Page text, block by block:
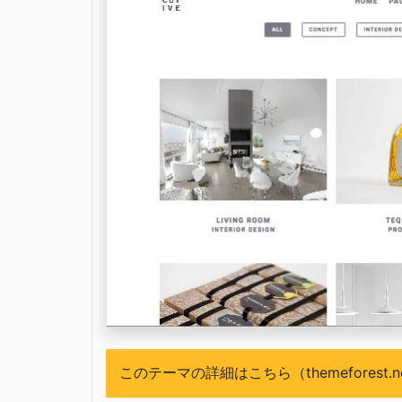
このテーマの詳細はこちら（